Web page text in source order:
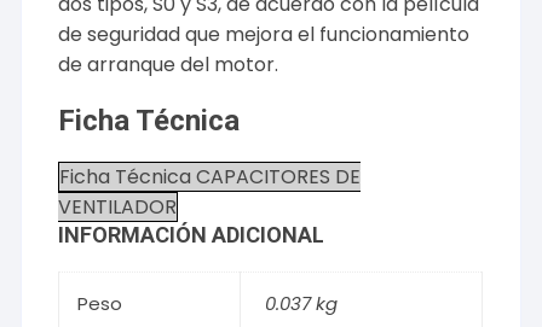
de seguridad que mejora el funcionamiento
de arranque del motor.
Ficha Técnica
Ficha Técnica CAPACITORES DE
VENTILADOR
INFORMACIÓN ADICIONAL
Peso 0.037 kg